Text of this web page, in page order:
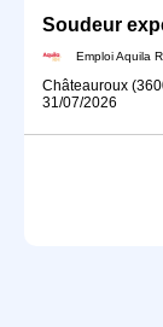
Soudeur
Emploi Aquila
Châteauroux
31/07/2026